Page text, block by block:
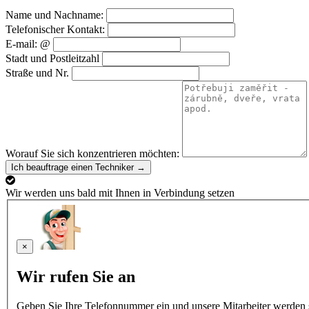
Name und Nachname:
Telefonischer Kontakt:
E-mail: @
Stadt und Postleitzahl
Straße und Nr.
Worauf Sie sich konzentrieren möchten:
Ich beauftrage einen Techniker →
Wir werden uns bald mit Ihnen in Verbindung setzen
×
Wir rufen Sie an
Geben Sie Ihre Telefonnummer ein und unsere Mitarbeiter